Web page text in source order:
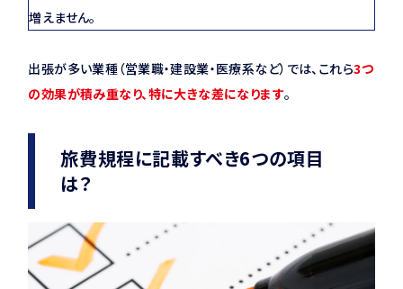
増えません。
出張が多い業種（営業職・建設業・医療系など）では、これら3つ
の効果が積み重なり、特に大きな差になります。
旅費規程に記載すべき6つの項目
は？